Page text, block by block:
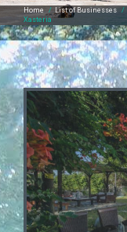
Home / List of Businesses /
Xasteria